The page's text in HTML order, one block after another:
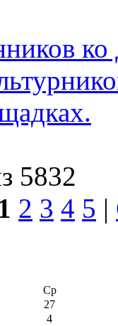
5832
1 2 3 4 5 |
Ср
27
4